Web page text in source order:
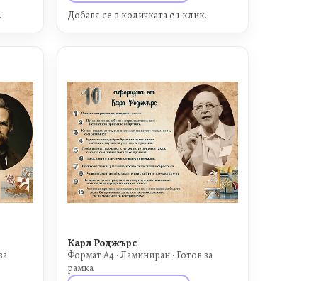
Добавя се в количката с 1 клик.
Карл Роджърс
Формат A4 · Ламиниран · Готов за
рамка